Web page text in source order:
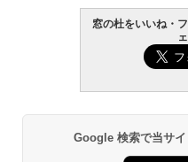
￥480
方 マニ
にも
めのAI
続バッ
書籍リ
し
Kindle
ション
窓の杜をいいね・
Google 検索で当サ